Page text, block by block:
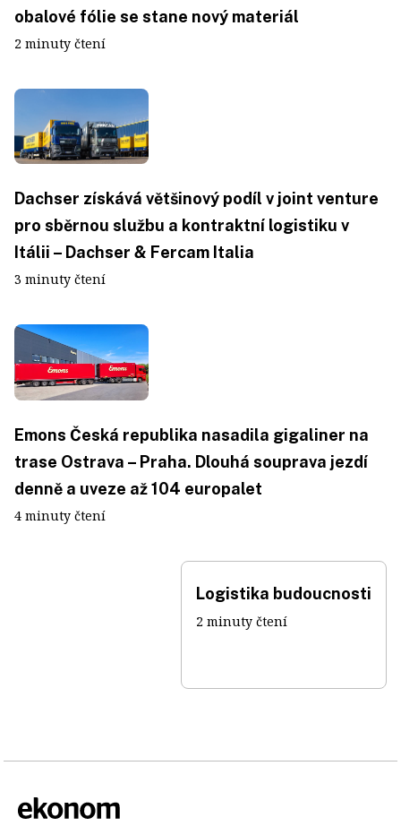
obalové fólie se stane nový materiál
2 minuty čtení
Dachser získává většinový podíl v joint venture
pro sběrnou službu a kontraktní logistiku v
Itálii – Dachser & Fercam Italia
3 minuty čtení
Emons Česká republika nasadila gigaliner na
trase Ostrava – Praha. Dlouhá souprava jezdí
denně a uveze až 104 europalet
4 minuty čtení
Logistika budoucnosti
2 minuty čtení